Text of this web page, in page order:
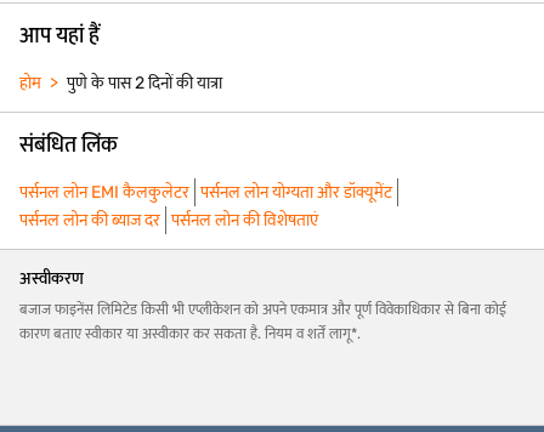
आप यहां हैं
होम पुणे के पास 2 दिनों की यात्रा
संबंधित लिंक
पर्सनल लोन EMI कैलकुलेटर पर्सनल लोन योग्यता और डॉक्यूमेंट
पर्सनल लोन की ब्याज दर पर्सनल लोन की विशेषताएं
अस्वीकरण
बजाज फाइनेंस लिमिटेड किसी भी एप्लीकेशन को अपने एकमात्र और पूर्ण विवेकाधिकार से बिना कोई
कारण बताए स्वीकार या अस्वीकार कर सकता है. नियम व शर्तें लागू*.